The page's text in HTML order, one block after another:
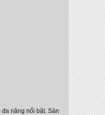
năng nổi bật. Sản